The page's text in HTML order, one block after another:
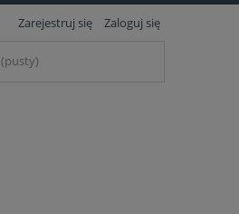
Zarejestruj się Zaloguj się
(pusty)